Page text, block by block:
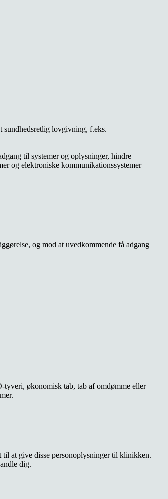
sundhedsretlig lovgivning, f.eks.
til systemer og oplysninger, hindre
og elektroniske kommunikationssystemer
og mod at uvedkommende få adgang
økonomisk tab, tab af omdømme eller
at give disse personoplysninger til klinikken.
dig.